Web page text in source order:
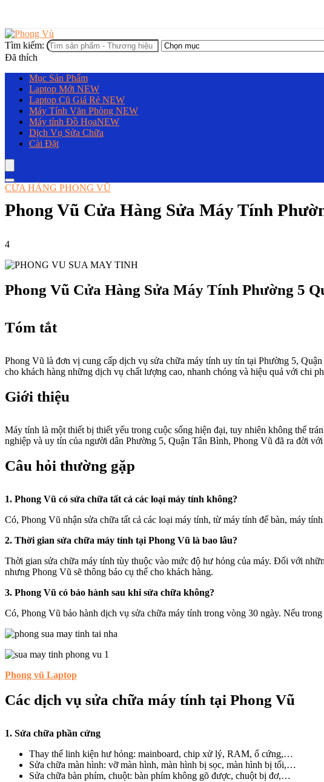
Tìm kiếm:
Đã thích
Mục Sản Phẩm
Laptop Mới NEW
Laptop Cũ Giá Rẻ NEW
Máy Tính Văn Phòng NEW
Máy tính Đồ HọaNEW
Dịch Vụ Sửa Chữa
Cài Đặt
CỬA HÀNG PHONG VŨ
Phong Vũ Cửa Hàng Sửa Máy Tính
4
Phong Vũ Cửa Hàng Sửa Máy Tính Phường 5
Tóm tắt
Phong Vũ là đơn vị cung cấp dịch vụ sửa chữa máy tính uy tín tại Phường 5,
cho khách hàng những dịch vụ chất lượng cao, nhanh chóng và hiệu quả với chi
Giới thiệu
Máy tính là một thiết bị thiết yếu trong cuộc sống hiện đại, tuy nhiên không thể
nghiệp và uy tín của người dân Phường 5, Quận Tân Bình, Phong Vũ đã ra đời
Câu hỏi thường gặp
1. Phong Vũ có sửa chữa tất cả các loại máy tính không?
Có, Phong Vũ nhận sửa chữa tất cả các loại máy tính, từ máy tính để bàn, máy
2. Thời gian sửa chữa máy tính tại Phong Vũ là bao lâu?
Thời gian sửa chữa máy tính tùy thuộc vào mức độ hư hỏng của máy. Đối với
nhưng Phong Vũ sẽ thông báo cụ thể cho khách hàng.
3. Phong Vũ có bảo hành sau khi sửa chữa không?
Có, Phong Vũ bảo hành dịch vụ sửa chữa máy tính trong vòng 30 ngày. Nếu
Phong vũ Laptop
Các dịch vụ sửa chữa máy tính tại Phong Vũ
1. Sửa chữa phần cứng
Thay thế linh kiện hư hỏng: mainboard, chip xử lý, RAM, ổ cứng,…
Sửa chữa màn hình: vỡ màn hình, màn hình bị sọc, màn hình bị tối,…
Sửa chữa bàn phím, chuột: bàn phím không gõ được, chuột bị đơ,…